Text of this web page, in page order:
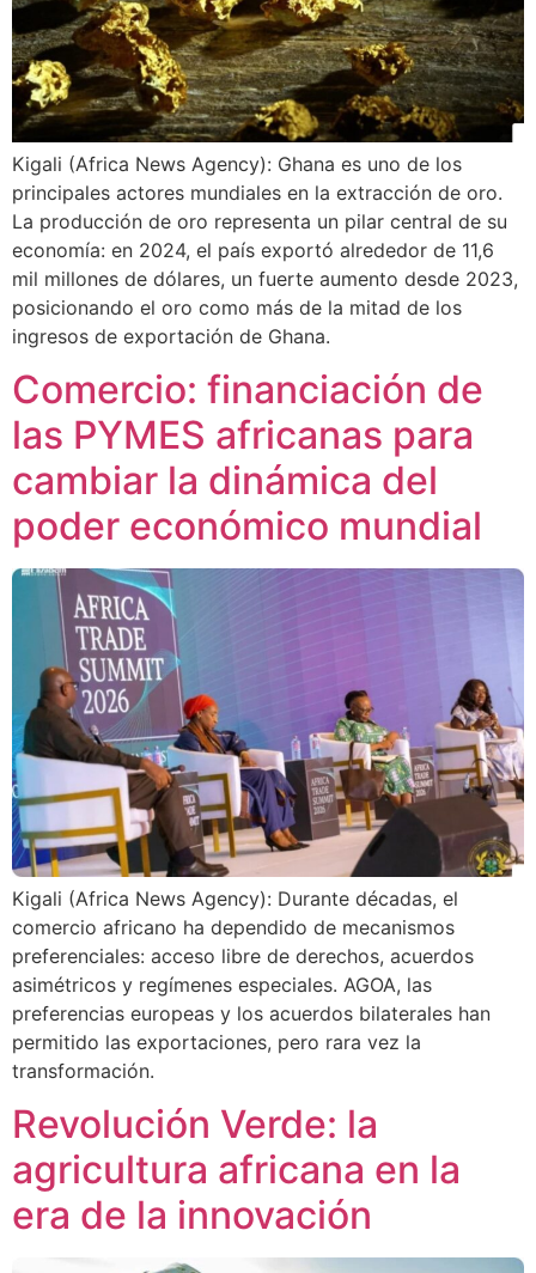
Kigali (Africa News Agency): Ghana es uno de los
principales actores mundiales en la extracción de oro.
La producción de oro representa un pilar central de su
economía: en 2024, el país exportó alrededor de 11,6
mil millones de dólares, un fuerte aumento desde 2023,
posicionando el oro como más de la mitad de los
ingresos de exportación de Ghana.
Comercio: financiación de
las PYMES africanas para
cambiar la dinámica del
poder económico mundial
Kigali (Africa News Agency): Durante décadas, el
comercio africano ha dependido de mecanismos
preferenciales: acceso libre de derechos, acuerdos
asimétricos y regímenes especiales. AGOA, las
preferencias europeas y los acuerdos bilaterales han
permitido las exportaciones, pero rara vez la
transformación.
Revolución Verde: la
agricultura africana en la
era de la innovación